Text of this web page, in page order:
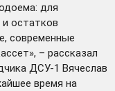
для
остатков
современные
– рассказал
ДСУ-1 Вячеслав
время на